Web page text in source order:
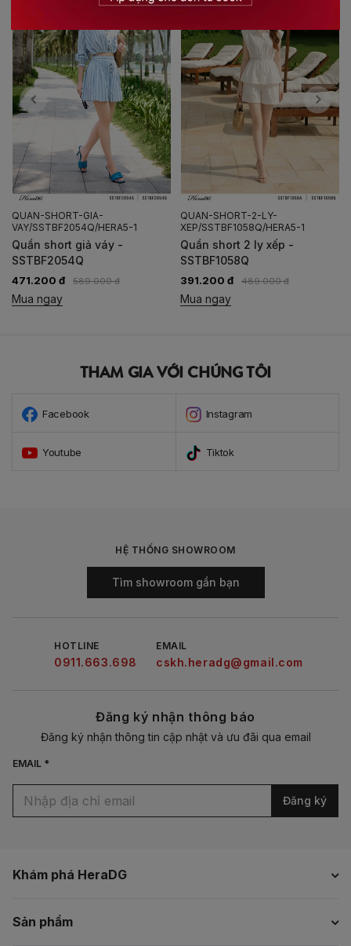
QUAN-SHORT-GIA-
VAY/SSTBF2054Q/HERA5-1
Quần short giả váy -
SSTBF2054Q
471.200 đ 589.000 đ
Mua ngay
QUAN-SHORT-2-LY-
XEP/SSTBF1058Q/HERA5-1
Quần short 2 ly xếp -
SSTBF1058Q
391.200 đ 489.000 đ
Mua ngay
THAM GIA VỚI CHÚNG TÔI
Facebook Instagram
Youtube Tiktok
Khám phá HeraDG
Sản phẩm
HỆ THỐNG SHOWROOM
Tìm showroom gần bạn
HOTLINE
0911.663.698
EMAIL
cskh.heradg@gmail.com
Đăng ký nhận thông báo
Đăng ký nhận thông tin cập nhật và ưu đãi qua email
EMAIL *
Đăng ký